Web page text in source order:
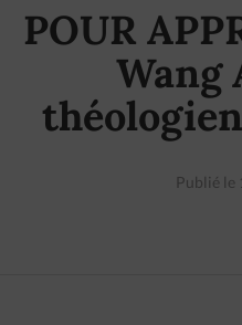
POUR
Wang
Publié le